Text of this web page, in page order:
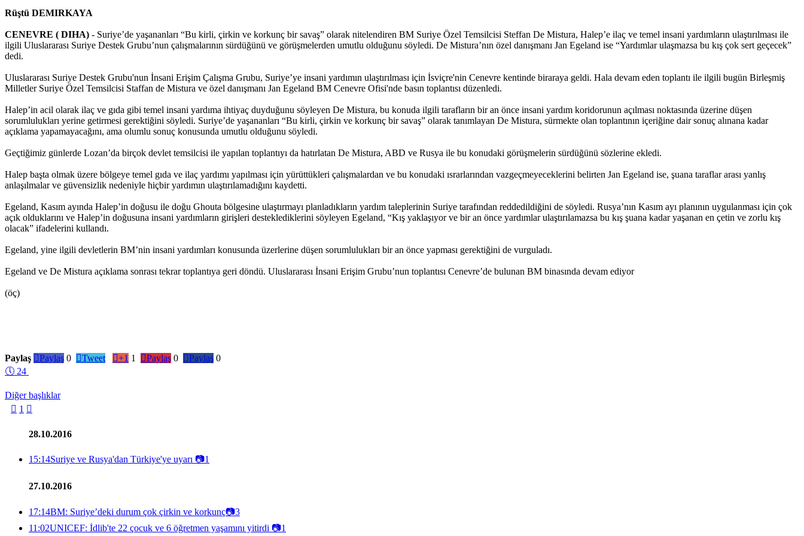
Rüştü DEMIRKAYA
CENEVRE ( DIHA) - Suriye’de yaşananları “Bu kirli, çirkin ve korkunç bir savaş” olarak nitelendiren BM Suriye Özel Temsilcisi Steffan De Mistura, Halep’e ilaç ve temel insani yardımların ulaştırılması ile
ilgili Uluslararası Suriye Destek Grubu’nun çalışmalarının sürdüğünü ve görüşmelerden umutlu olduğunu söyledi. De Mistura’nın özel danışmanı Jan Egeland ise “Yardımlar ulaşmazsa bu kış çok sert geçecek”
dedi.
Uluslararası Suriye Destek Grubu'nun İnsani Erişim Çalışma Grubu, Suriye’ye insani yardımın ulaştırılması için İsviçre'nin Cenevre kentinde biraraya geldi. Hala devam eden toplantı ile ilgili bugün Birleşmiş
Milletler Suriye Özel Temsilcisi Staffan de Mistura ve özel danışmanı Jan Egeland BM Cenevre Ofisi'nde basın toplantısı düzenledi.
Halep’in acil olarak ilaç ve gıda gibi temel insani yardıma ihtiyaç duyduğunu söyleyen De Mistura, bu konuda ilgili tarafların bir an önce insani yardım koridorunun açılması noktasında üzerine düşen
sorumlulukları yerine getirmesi gerektiğini söyledi. Suriye’de yaşananları “Bu kirli, çirkin ve korkunç bir savaş” olarak tanımlayan De Mistura, sürmekte olan toplantının içeriğine dair sonuç alınana kadar
açıklama yapamayacağını, ama olumlu sonuç konusunda umutlu olduğunu söyledi.
Geçtiğimiz günlerde Lozan’da birçok devlet temsilcisi ile yapılan toplantıyı da hatırlatan De Mistura, ABD ve Rusya ile bu konudaki görüşmelerin sürdüğünü sözlerine ekledi.
Halep başta olmak üzere bölgeye temel gıda ve ilaç yardımı yapılması için yürüttükleri çalışmalardan ve bu konudaki ısrarlarından vazgeçmeyeceklerini belirten Jan Egeland ise, şuana taraflar arası yanlış
anlaşılmalar ve güvensizlik nedeniyle hiçbir yardımın ulaştırılamadığını kaydetti.
Egeland, Kasım ayında Halep’in doğusu ile doğu Ghouta bölgesine ulaştırmayı planladıkların yardım taleplerinin Suriye tarafından reddedildiğini de söyledi. Rusya’nın Kasım ayı planının uygulanması için çok
açık olduklarını ve Halep’in doğusuna insani yardımların girişleri desteklediklerini söyleyen Egeland, “Kış yaklaşıyor ve bir an önce yardımlar ulaştırılamazsa bu kış şuana kadar yaşanan en çetin ve zorlu kış
olacak” ifadelerini kullandı.
Egeland, yine ilgili devletlerin BM’nin insani yardımları konusunda üzerlerine düşen sorumlulukları bir an önce yapması gerektiğini de vurguladı.
Egeland ve De Mistura açıklama sonrası tekrar toplantıya geri döndü. Uluslararası İnsani Erişim Grubu’nun toplantısı Cenevre’de bulunan BM binasında devam ediyor
(öç)
Paylaş Paylaş 0 Tweet +1 1 Paylaş 0 Paylaş 0
🕔 24
Diğer başlıklar
 1 
28.10.2016
15:14Suriye ve Rusya'dan Türkiye'ye uyarı 📷1
27.10.2016
17:14BM: Suriye’deki durum çok çirkin ve korkunç📷3
11:02UNICEF: İdlib'te 22 çocuk ve 6 öğretmen yaşamını yitirdi 📷1